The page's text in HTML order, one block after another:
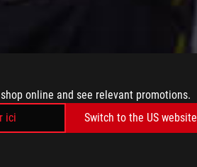
online and see relevant promotions.
ici
Switch to the US website